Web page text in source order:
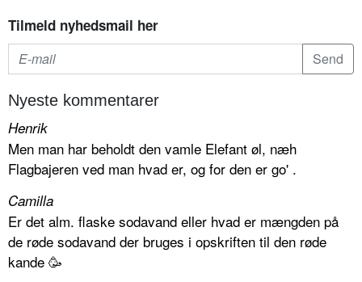
Tilmeld nyhedsmail her
Nyeste kommentarer
Henrik
Men man har beholdt den vamle Elefant øl, næh
Flagbajeren ved man hvad er, og for den er go' .
Camilla
Er det alm. flaske sodavand eller hvad er mængden på
de røde sodavand der bruges i opskriften til den røde
kande 🥳